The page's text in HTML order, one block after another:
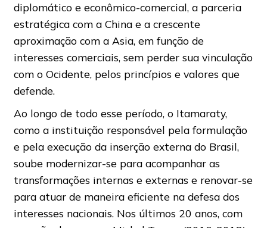
diplomático e econômico-comercial, a parceria
estratégica com a China e a crescente
aproximação com a Asia, em função de
interesses comerciais, sem perder sua vinculação
com o Ocidente, pelos princípios e valores que
defende.
Ao longo de todo esse período, o Itamaraty,
como a instituição responsável pela formulação
e pela execução da inserção externa do Brasil,
soube modernizar-se para acompanhar as
transformações internas e externas e renovar-se
para atuar de maneira eficiente na defesa dos
interesses nacionais. Nos últimos 20 anos, com